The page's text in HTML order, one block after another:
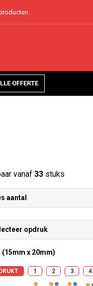
OFFERTE
vanaf 33stuks
aantal
opdruk
x 20mm)
1 2 3 4